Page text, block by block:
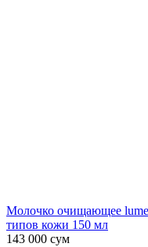
Молочко очищающее
типов кожи 150 мл
143 000 сум